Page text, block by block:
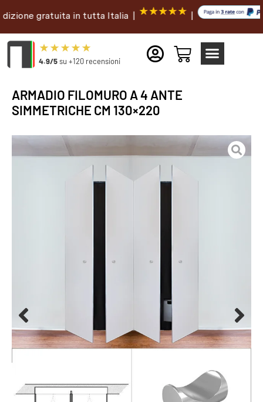
gratuita in tutta Italia | |
4.9/5su +120 recensioni
ARMADIO FILOMURO A 4 ANTE
SIMMETRICHE CM 130×220